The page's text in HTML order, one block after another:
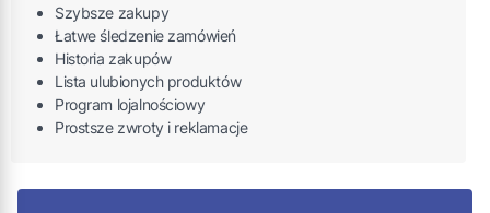
Szybsze zakupy
Łatwe śledzenie zamówień
Historia zakupów
Lista ulubionych produktów
Program lojalnościowy
Prostsze zwroty i reklamacje